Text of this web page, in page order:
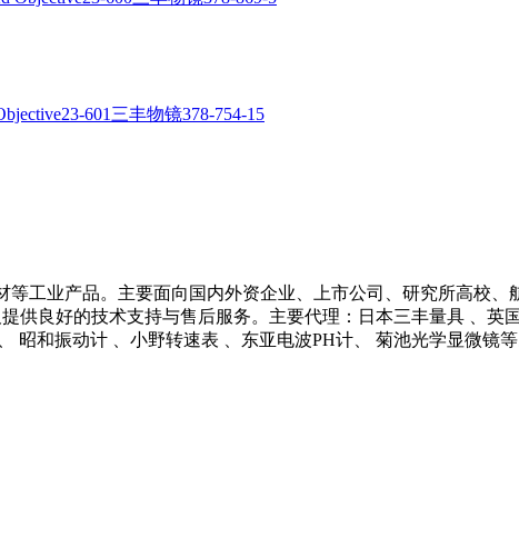
工业产品。主要面向国内外资企业、上市公司、研究所高校
良好的技术支持与售后服务。主要代理：日本三丰量具 、英
和振动计 、小野转速表 、东亚电波PH计、 菊池光学显微镜等